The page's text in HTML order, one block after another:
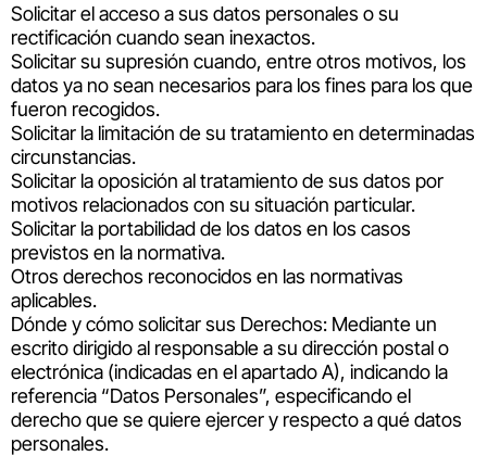
Solicitar el acceso a sus datos personales o su
rectificación cuando sean inexactos.
Solicitar su supresión cuando, entre otros motivos, los
datos ya no sean necesarios para los fines para los que
fueron recogidos.
Solicitar la limitación de su tratamiento en determinadas
circunstancias.
Solicitar la oposición al tratamiento de sus datos por
motivos relacionados con su situación particular.
Solicitar la portabilidad de los datos en los casos
previstos en la normativa.
Otros derechos reconocidos en las normativas
aplicables.
Dónde y cómo solicitar sus Derechos: Mediante un
escrito dirigido al responsable a su dirección postal o
electrónica (indicadas en el apartado A), indicando la
referencia “Datos Personales”, especificando el
derecho que se quiere ejercer y respecto a qué datos
personales.